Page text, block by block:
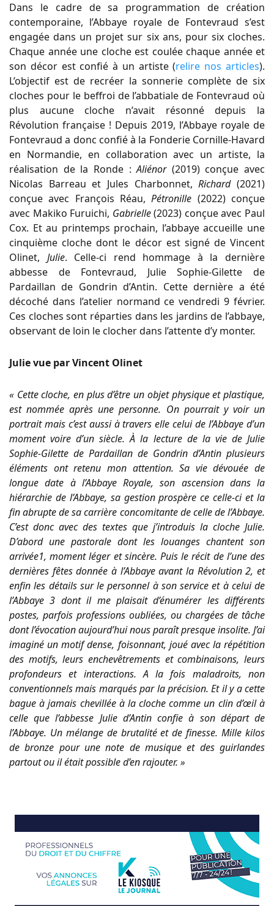
Dans le cadre de sa programmation de création
contemporaine, l’Abbaye royale de Fontevraud s’est
engagée dans un projet sur six ans, pour six cloches.
Chaque année une cloche est coulée chaque année et
son décor est confié à un artiste (relire nos articles).
L’objectif est de recréer la sonnerie complète de six
cloches pour le beffroi de l’abbatiale de Fontevraud où
plus aucune cloche n’avait résonné depuis la
Révolution française ! Depuis 2019, l’Abbaye royale de
Fontevraud a donc confié à la Fonderie Cornille-Havard
en Normandie, en collaboration avec un artiste, la
réalisation de la Ronde :Aliénor (2019) conçue avec
Nicolas Barreau et Jules Charbonnet,Richard(2021)
conçue avec François Réau,Pétronille (2022) conçue
avec Makiko Furuichi, Gabrielle(2023) conçue avec Paul
Cox. Et au printemps prochain, l’abbaye accueille une
cinquième cloche dont le décor est signé de Vincent
Olinet, Julie. Celle-ci rend hommage à la dernière
abbesse de Fontevraud, Julie Sophie-Gilette de
Pardaillan de Gondrin d’Antin. Cette dernière a été
décoché dans l’atelier normand ce vendredi 9 février.
Ces cloches sont réparties dans les jardins de l’abbaye,
observant de loin le clocher dans l’attente d’y monter.
Julie vue par Vincent Olinet
« Cette cloche, en plus d’être un objet physique et plastique,
est nommée après une personne. On pourrait y voir un
portrait mais c’est aussi à travers elle celui de l’Abbaye d’un
moment voire d’un siècle. À la lecture de la vie de Julie
Sophie-Gilette de Pardaillan de Gondrin d’Antin plusieurs
éléments ont retenu mon attention. Sa vie dévouée de
longue date à l’Abbaye Royale, son ascension dans la
hiérarchie de l’Abbaye, sa gestion prospère ce celle-ci et la
fin abrupte de sa carrière concomitante de celle de l’Abbaye.
C’est donc avec des textes que j’introduis la cloche Julie.
D’abord une pastorale dont les louanges chantent son
arrivée1, moment léger et sincère. Puis le récit de l’une des
dernières fêtes donnée à l’Abbaye avant la Révolution 2, et
enfin les détails sur le personnel à son service et à celui de
l’Abbaye 3 dont il me plaisait d’énumérer les différents
postes, parfois professions oubliées, ou chargées de tâche
dont l’évocation aujourd’hui nous paraît presque insolite. J’ai
imaginé un motif dense, foisonnant, joué avec la répétition
des motifs, leurs enchevêtrements et combinaisons, leurs
profondeurs et interactions. A la fois maladroits, non
conventionnels mais marqués par la précision. Et il y a cette
bague à jamais chevillée à la cloche comme un clin d’œil à
celle que l’abbesse Julie d’Antin confie à son départ de
l’Abbaye. Un mélange de brutalité et de finesse. Mille kilos
de bronze pour une note de musique et des guirlandes
partout ou il était possible d’en rajouter. »